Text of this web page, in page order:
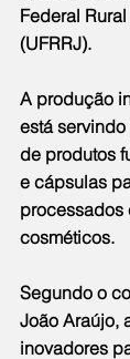
Federal
(UFRRJ).
A produção
está
de produtos
e cápsulas
processados
cosméticos.
Segundo o
João Araújo,
inovadores